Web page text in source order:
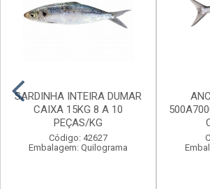
SARDINHA INTEIRA DUMAR
CAIXA 15KG 8 A 10
PEÇAS/KG
Código: 42627
Embalagem: Quilograma